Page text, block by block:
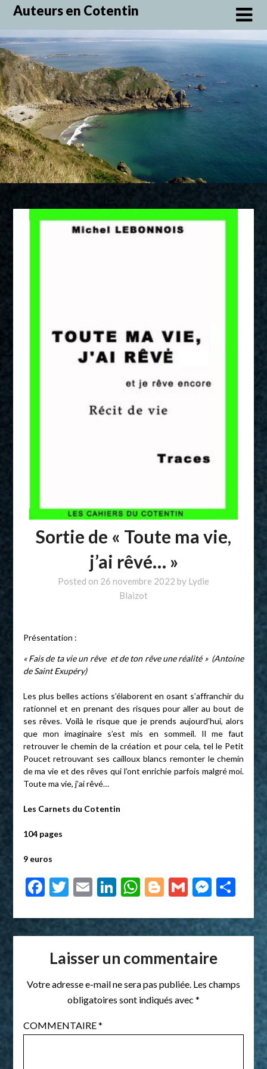
Skip
content
Auteurs en Cotentin
Sortie de « Toute ma vie,
j’ai rêvé… »
Posted on 26 novembre 2022 by Lydie
Blaizot
Présentation :
« Fais de ta vie un rêve et de ton rêve une réalité » (Antoine
de Saint Exupéry)
Les plus belles actions s’élaborent en osant s’affranchir du
rationnel et en prenant des risques pour aller au bout de
ses rêves. Voilà le risque que je prends aujourd’hui, alors
que mon imaginaire s’est mis en sommeil. Il me faut
retrouver le chemin de la création et pour cela, tel le Petit
Poucet retrouvant ses cailloux blancs remonter le chemin
de ma vie et des rêves qui l’ont enrichie parfois malgré moi.
Toute ma vie, j’ai rêvé…
Les Carnets du Cotentin
104 pages
9 euros
Facebook
Twitter
EmailLinkedIn
WhatsApp
Blogger
Gmail
Laisser un commentaire
Votre adresse e-mail ne sera pas publiée. Les champs
obligatoires sont indiqués avec *
COMMENTAIRE*